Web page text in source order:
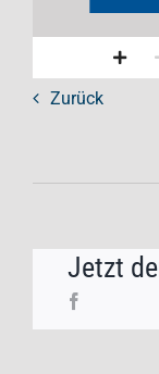
Zurück
Jetzt